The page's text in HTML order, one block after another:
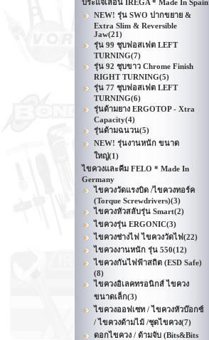
ประแจเลื่อน IREGA * Made In Spain
NEW! รุ่น SWO ปากขยาย &
Extra Slim & Reversible
Jaw(21)
รุ่น 99 ชุบฟอสเฟต LEFT
TURNING(7)
รุ่น 92 ชุบขาว Chrome Finish
RIGHT TURNING(5)
รุ่น 77 ชุบฟอสเฟต LEFT
TURNING(6)
รุ่นด้ามยาง ERGOTOP - Xtra
Capacity(4)
รุ่นด้ามฉนวน(5)
NEW! รุ่นงานหนัก ขนาด
ใหญ่(1)
ไขควงและคีม FELO * Made In
Germany
ไขควงวัดแรงบิด /ไขควงทอร์ค
(Torque Screwdrivers)(3)
ไขควงหัวสลับรุ่น Smart(2)
ไขควงรุ่น ERGONIC(3)
ไขควงช่างไฟ ไขควงวัดไฟ(22)
ไขควงงานหนัก รุ่น 550(12)
ไขควงกันไฟฟ้าสถิต (ESD Safe)
(8)
ไขควงอิเลคทรอนิกส์ ไขควง
ขนาดเล็ก(3)
ไขควงออฟเซท / ไขควงหัวบ๊อกซ์
/ ไขควงด้ามไม้ /ชุดไขควง(7)
ดอกไขควง / ด้ามจับ (Bits&Bits